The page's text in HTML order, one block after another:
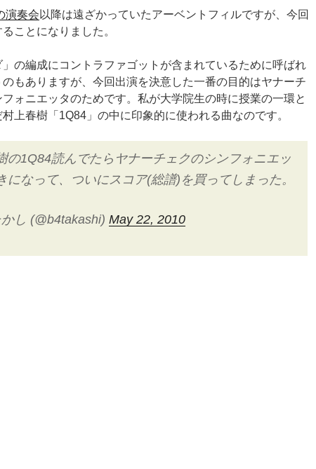
演奏会 以降は遠ざかっていたアーベントフィルですが、今回
ことになりました。
」の編成にコントラファゴットが含まれているために呼ばれ
のもありますが、今回出演を決意した一番の目的はヤナーチ
フォニエッタのためです。私が大学院生の時に授業の一環と
村上春樹「1Q84」の中に印象的に使われる曲なのです。
の1Q84読んでたらヤナーチェクのシンフォニエッ
になって、ついにスコア(総譜)を買ってしまった。
し (@b4takashi) May 22, 2010